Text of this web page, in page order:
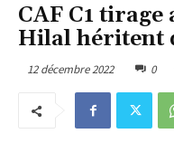
CAF C1
Hilal héritent
12 décembre 2022 0